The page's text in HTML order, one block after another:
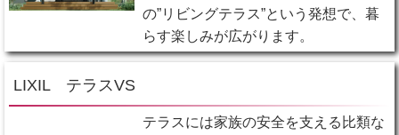
の”リビングテラス”という発想で、暮
らす楽しみが広がります。
LIXIL テラスVS
テラスには家族の安全を支える比類な